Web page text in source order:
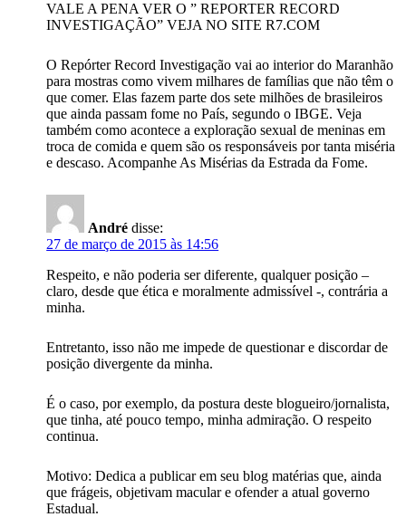
VALE A PENA VER O ” REPORTER RECORD
INVESTIGAÇÃO” VEJA NO SITE R7.COM
O Repórter Record Investigação vai ao interior do Maranhão
para mostras como vivem milhares de famílias que não têm o
que comer. Elas fazem parte dos sete milhões de brasileiros
que ainda passam fome no País, segundo o IBGE. Veja
também como acontece a exploração sexual de meninas em
troca de comida e quem são os responsáveis por tanta miséria
e descaso. Acompanhe As Misérias da Estrada da Fome.
André disse:
27 de março de 2015 às 14:56
Respeito, e não poderia ser diferente, qualquer posição –
claro, desde que ética e moralmente admissível -, contrária a
minha.
Entretanto, isso não me impede de questionar e discordar de
posição divergente da minha.
É o caso, por exemplo, da postura deste blogueiro/jornalista,
que tinha, até pouco tempo, minha admiração. O respeito
continua.
Motivo: Dedica a publicar em seu blog matérias que, ainda
que frágeis, objetivam macular e ofender a atual governo
Estadual.